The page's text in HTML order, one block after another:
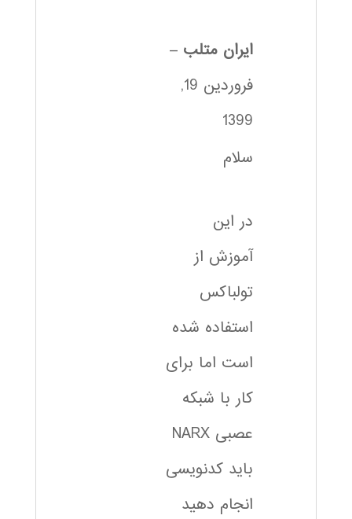
ایران متلب –
فروردین 19,
1399
سلام
در این
آموزش از
تولباکس
استفاده شده
است اما برای
کار با شبکه
عصبی NARX
باید کدنویسی
انجام دهید